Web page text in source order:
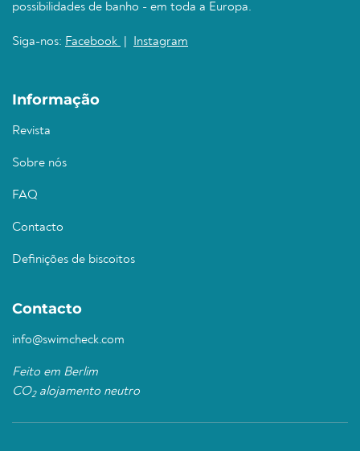
possibilidades de banho - em toda a Europa.
Siga-nos: Facebook Instagram
Informação
Revista
Sobre nós
FAQ
Contacto
Definições de biscoitos
Contacto
info@swimcheck.com
Feito em Berlim
CO2alojamento neutro